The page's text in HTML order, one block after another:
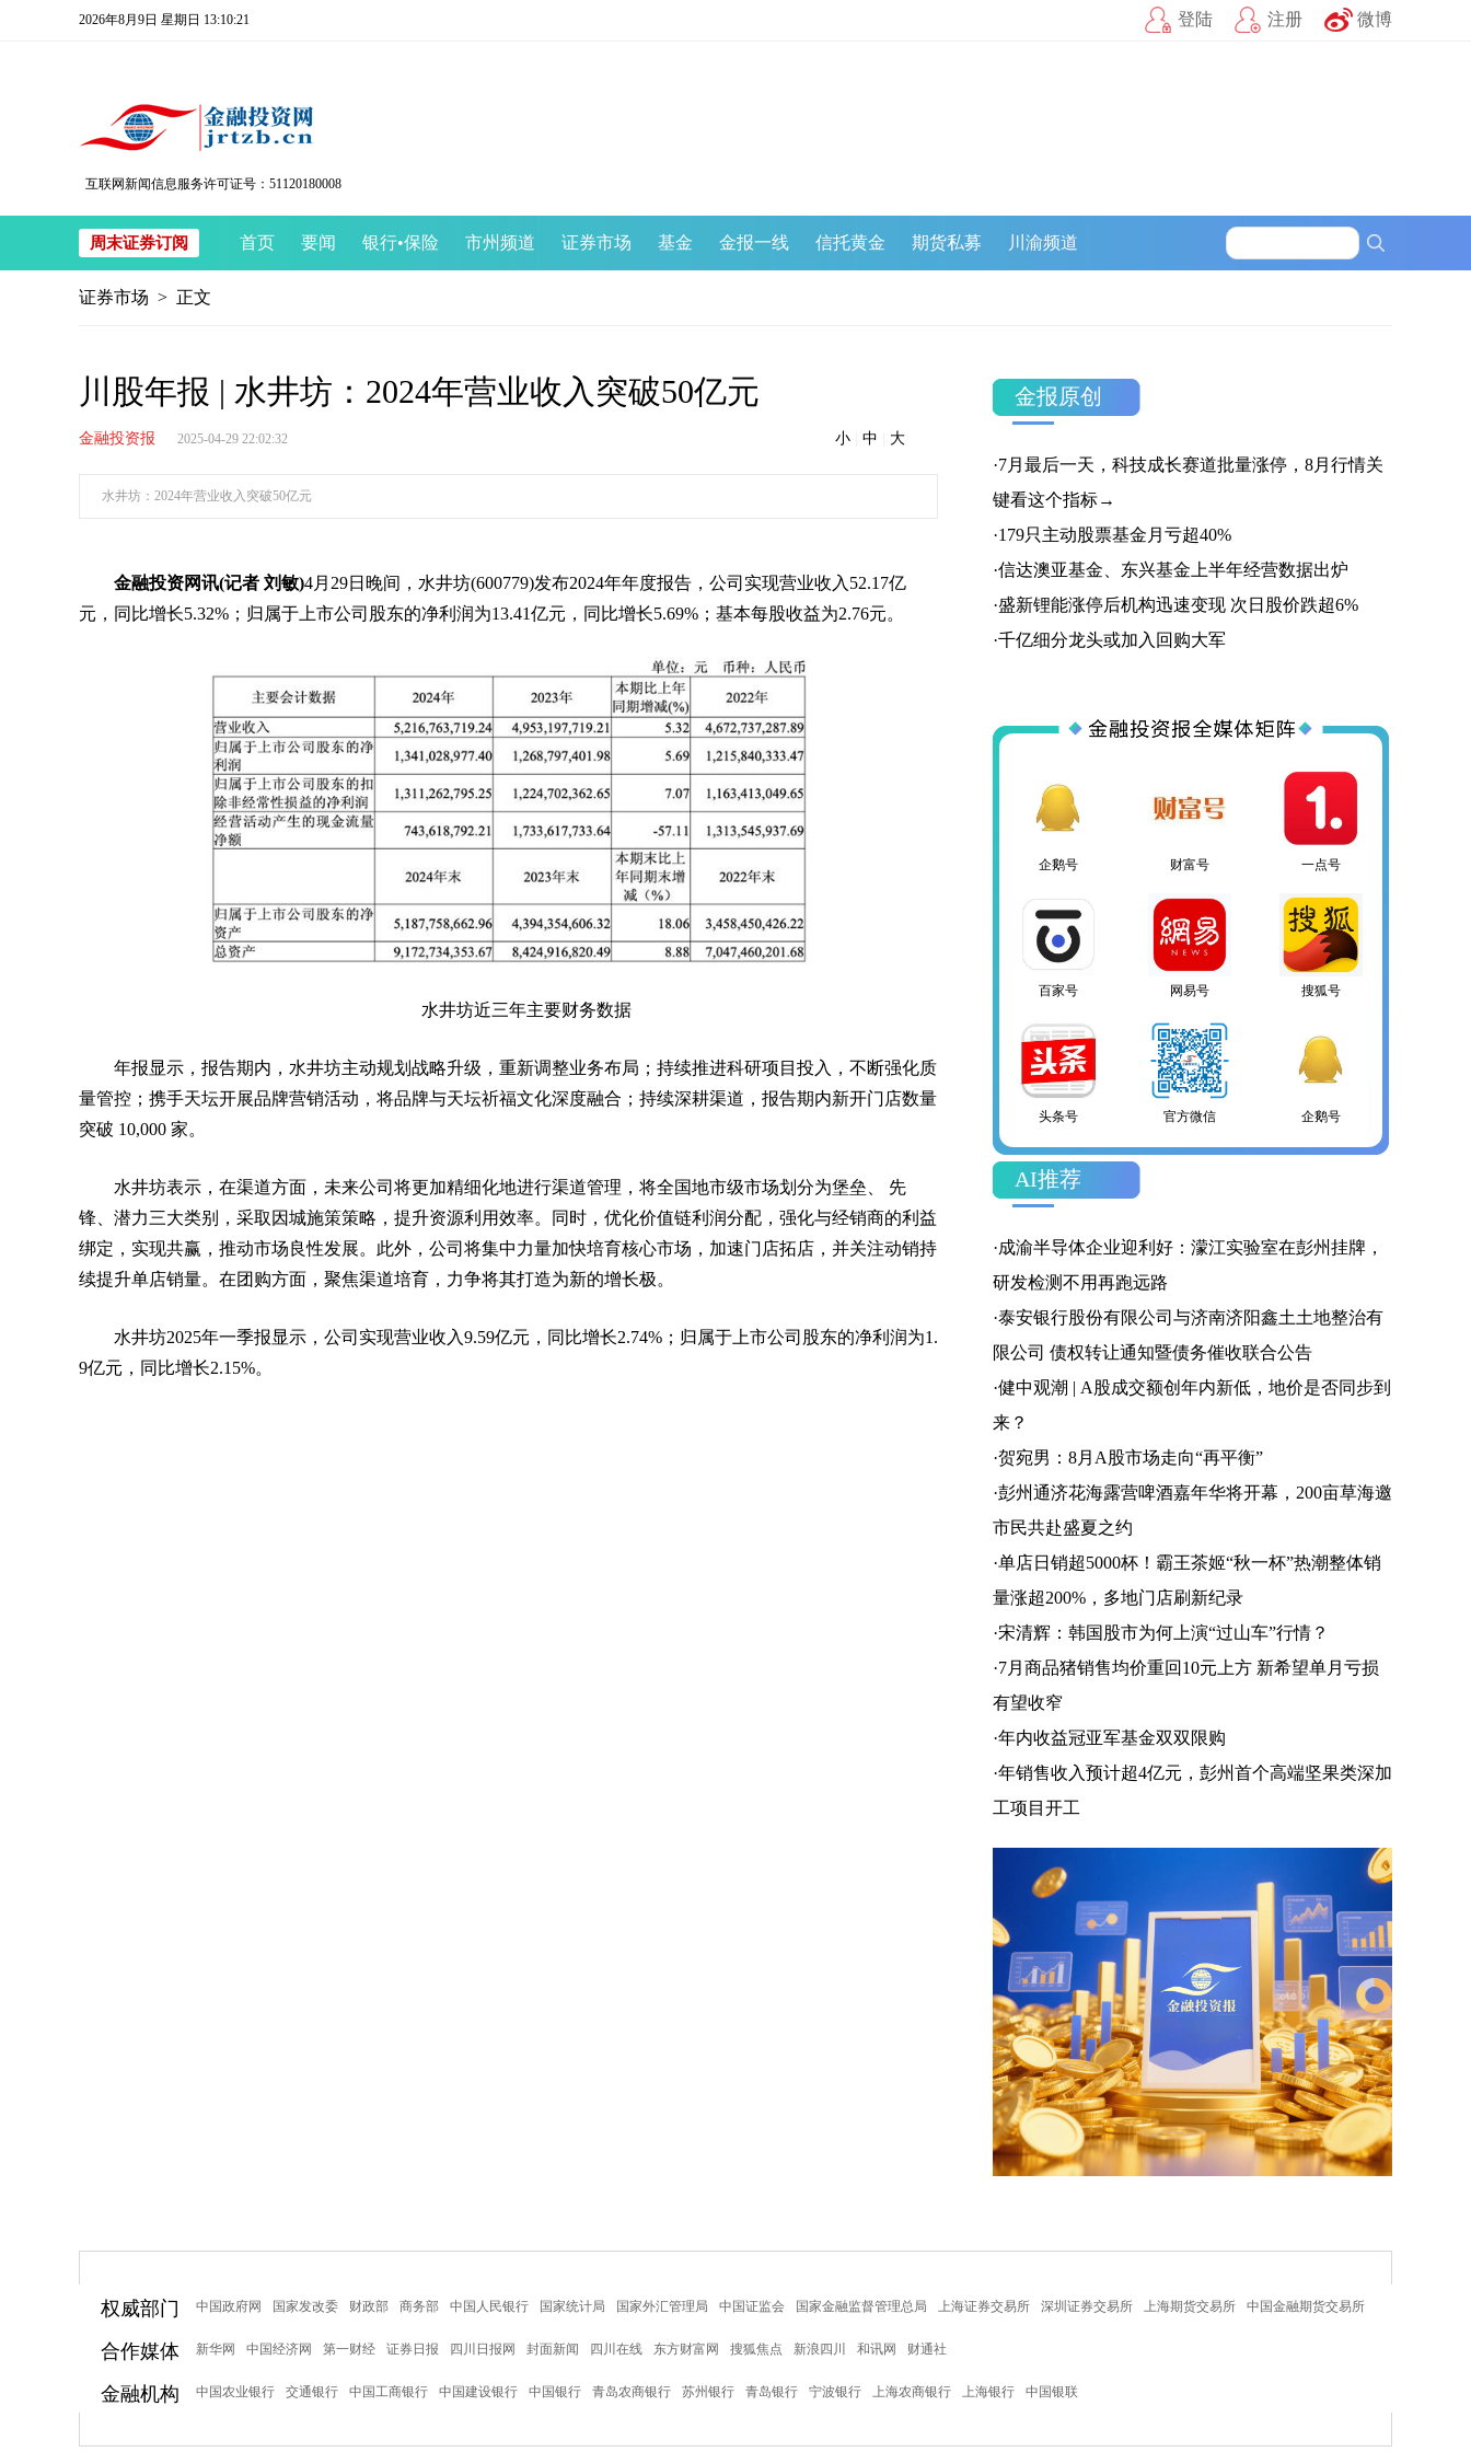
2026年8月9日 星期日 13:10:22 登陆 注册 微博
互联网新闻信息服务许可证号：51120180008
周末证券订阅 首页 要闻 银行•保险 市州频道 证券市场 基金 金报一线 信托黄金 期货私募 川渝频道
证券市场 > 正文
川股年报 | 水井坊：2024年营业收入突破50亿元
金融投资报 2025-04-29 22:02:32 小 中 大
水井坊：2024年营业收入突破50亿元
金融投资网讯(记者 刘敏)4月29日晚间，水井坊(600779)发布2024年年度报告，公司实现营业收入52.17亿
元，同比增长5.32%；归属于上市公司股东的净利润为13.41亿元，同比增长5.69%；基本每股收益为2.76元。
水井坊近三年主要财务数据
年报显示，报告期内，水井坊主动规划战略升级，重新调整业务布局；持续推进科研项目投入，不断强化质
量管控；携手天坛开展品牌营销活动，将品牌与天坛祈福文化深度融合；持续深耕渠道，报告期内新开门店数量
突破 10,000 家。
水井坊表示，在渠道方面，未来公司将更加精细化地进行渠道管理，将全国地市级市场划分为堡垒、 先
锋、潜力三大类别，采取因城施策策略，提升资源利用效率。同时，优化价值链利润分配，强化与经销商的利益
绑定，实现共赢，推动市场良性发展。此外，公司将集中力量加快培育核心市场，加速门店拓店，并关注动销持
续提升单店销量。在团购方面，聚焦渠道培育，力争将其打造为新的增长极。
水井坊2025年一季报显示，公司实现营业收入9.59亿元，同比增长2.74%；归属于上市公司股东的净利润为1.
9亿元，同比增长2.15%。
金报原创
·7月最后一天，科技成长赛道批量涨停，8月行情关
键看这个指标→
·179只主动股票基金月亏超40%
·信达澳亚基金、东兴基金上半年经营数据出炉
·盛新锂能涨停后机构迅速变现 次日股价跌超6%
·千亿细分龙头或加入回购大军
财富号
企鹅号 财富号 一点号
百家号 网易号 搜狐号
头条号 官方微信 企鹅号
财富号 一点号 百家号
网易号 搜狐号 头条号
官方微信 企鹅号 财富号
一点号 百家号 网易号
搜狐号 头条号
AI推荐
·成渝半导体企业迎利好：濛江实验室在彭州挂牌，
研发检测不用再跑远路
·泰安银行股份有限公司与济南济阳鑫土土地整治有
限公司 债权转让通知暨债务催收联合公告
·健中观潮 | A股成交额创年内新低，地价是否同步到
来？
·贺宛男：8月A股市场走向“再平衡”
·彭州通济花海露营啤酒嘉年华将开幕，200亩草海邀
市民共赴盛夏之约
·单店日销超5000杯！霸王茶姬“秋一杯”热潮整体销
量涨超200%，多地门店刷新纪录
·宋清辉：韩国股市为何上演“过山车”行情？
·7月商品猪销售均价重回10元上方 新希望单月亏损
有望收窄
·年内收益冠亚军基金双双限购
·年销售收入预计超4亿元，彭州首个高端坚果类深加
工项目开工
权威部门 中国政府网 国家发改委 财政部 商务部 中国人民银行 国家统计局 国家外汇管理局 中国证监会 国家金融监督管理总局 上海证券交易所 深圳证券交易所 上海期货交易所 中国金融期货交易所
合作媒体 新华网 中国经济网 第一财经 证券日报 四川日报网 封面新闻 四川在线 东方财富网 搜狐焦点 新浪四川 和讯网 财通社
金融机构 中国农业银行 交通银行 中国工商银行 中国建设银行 中国银行 青岛农商银行 苏州银行 青岛银行 宁波银行 上海农商银行 上海银行 中国银联